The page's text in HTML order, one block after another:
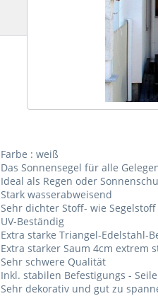
Farbe : weiß
Das Sonnensegel für alle
Ideal als Regen oder
Stark wasserabweisend
Sehr dichter Stoff- wie
UV-Beständig
Extra starke Triangel-Edelstahl-
Extra starker Saum 4cm extrem
Sehr schwere Qualität
Inkl. stabilen Befestigungs -
Sehr dekorativ und gut zu